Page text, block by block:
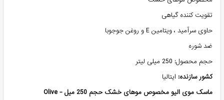
تقویت کننده گیاهی
حاوی سرآمید ، ویتامین E و روغن جوجوبا
ضد شوره
حجم محصول: 250 میلی لیتر
کشور سازنده: ایتالیا
ماسک موی الیو مخصوص موهای خشک حجم 250 میل - Olive